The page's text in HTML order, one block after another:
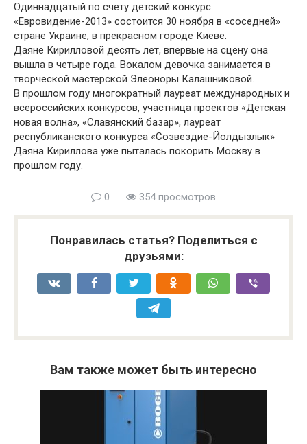
Одиннадцатый по счету детский конкурс
«Евровидение-2013» состоится 30 ноября в «соседней»
стране Украине, в прекрасном городе Киеве.
Даяне Кирилловой десять лет, впервые на сцену она
вышла в четыре года. Вокалом девочка занимается в
творческой мастерской Элеоноры Калашниковой.
В прошлом году многократный лауреат международных и
всероссийских конкурсов, участница проектов «Детская
новая волна», «Славянский базар», лауреат
республиканского конкурса «Созвездие-Йолдызлык»
Даяна Кириллова уже пыталась покорить Москву в
прошлом году.
0 354 просмотров
Понравилась статья? Поделиться с
друзьями:
Вам также может быть интересно